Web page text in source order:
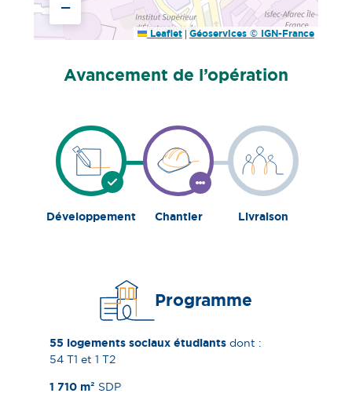
−
Leaflet | Géoservices © IGN-France
Avancement de l’opération
Avancement
actuel
Chantier
Développement
Chantier
Livraison
Programme
55 logements sociaux étudiants dont :
54 T1 et 1 T2
1 710 m² ​ SDP